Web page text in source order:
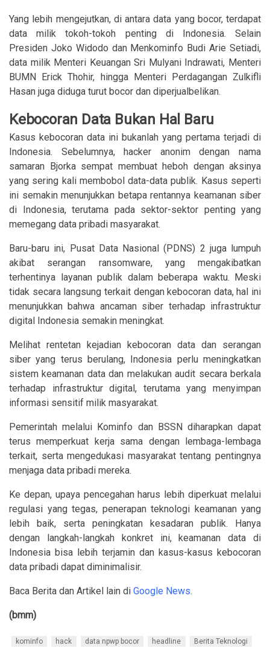
Yang lebih mengejutkan, di antara data yang bocor, terdapat
data milik tokoh-tokoh penting di Indonesia. Selain
Presiden Joko Widodo dan Menkominfo Budi Arie Setiadi,
data milik Menteri Keuangan Sri Mulyani Indrawati, Menteri
BUMN Erick Thohir, hingga Menteri Perdagangan Zulkifli
Hasan juga diduga turut bocor dan diperjualbelikan.
Kebocoran Data Bukan Hal Baru
Kasus kebocoran data ini bukanlah yang pertama terjadi di
Indonesia. Sebelumnya, hacker anonim dengan nama
samaran Bjorka sempat membuat heboh dengan aksinya
yang sering kali membobol data-data publik. Kasus seperti
ini semakin menunjukkan betapa rentannya keamanan siber
di Indonesia, terutama pada sektor-sektor penting yang
memegang data pribadi masyarakat.
Baru-baru ini, Pusat Data Nasional (PDNS) 2 juga lumpuh
akibat serangan ransomware, yang mengakibatkan
terhentinya layanan publik dalam beberapa waktu. Meski
tidak secara langsung terkait dengan kebocoran data, hal ini
menunjukkan bahwa ancaman siber terhadap infrastruktur
digital Indonesia semakin meningkat.
Melihat rentetan kejadian kebocoran data dan serangan
siber yang terus berulang, Indonesia perlu meningkatkan
sistem keamanan data dan melakukan audit secara berkala
terhadap infrastruktur digital, terutama yang menyimpan
informasi sensitif milik masyarakat.
Pemerintah melalui Kominfo dan BSSN diharapkan dapat
terus memperkuat kerja sama dengan lembaga-lembaga
terkait, serta mengedukasi masyarakat tentang pentingnya
menjaga data pribadi mereka.
Ke depan, upaya pencegahan harus lebih diperkuat melalui
regulasi yang tegas, penerapan teknologi keamanan yang
lebih baik, serta peningkatan kesadaran publik. Hanya
dengan langkah-langkah konkret ini, keamanan data di
Indonesia bisa lebih terjamin dan kasus-kasus kebocoran
data pribadi dapat diminimalisir.
Baca Berita dan Artikel lain di Google News.
(bmm)
kominfo hack data npwp bocor headline Berita Teknologi